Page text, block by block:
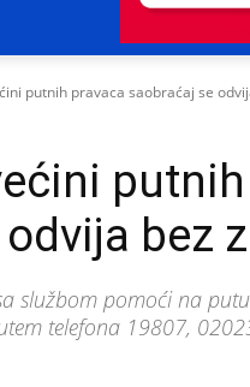
putnih pravaca saobraćaj se
bez
službom pomoći na
telefona 19807,